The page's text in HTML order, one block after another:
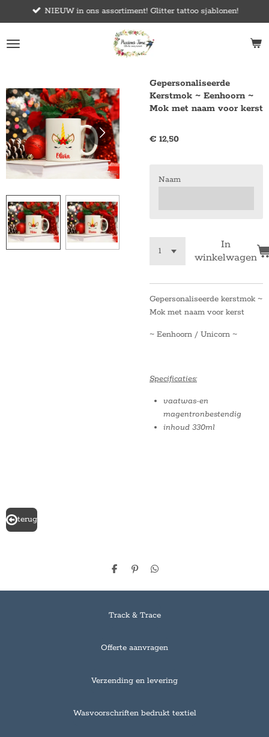
direct
naar
de
NIEUW in ons assortiment! Glitter tattoo sjablonen!
Gepersonaliseerde
Kerstmok ~ Eenhoorn ~
Mok met naam voor kerst
€ 12,50
Naam
In
winkelwagen
Gepersonaliseerde kerstmok ~
Mok met naam voor kerst
~ Eenhoorn / Unicorn ~
Specificaties:
vaatwas-en
magentronbestendig
inhoud 330ml
terug
D
l
P
n
n
D
l
Track & Trace
Offerte aanvragen
Verzending en levering
Wasvoorschriften bedrukt textiel